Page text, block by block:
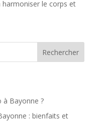
harmoniser le corps et
Rechercher
à Bayonne ?
: bienfaits et